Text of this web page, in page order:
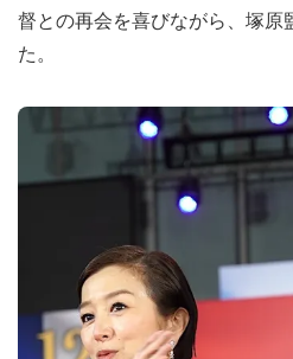
督との再会を喜びながら、塚原
た。